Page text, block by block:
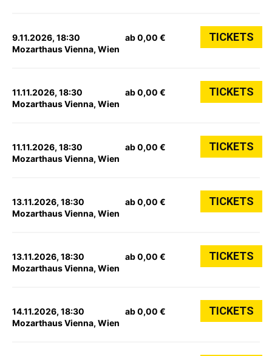
9.11.2026, 18:30
Mozarthaus Vienna, Wien
ab 0,00 € TICKETS
11.11.2026, 18:30
Mozarthaus Vienna, Wien
ab 0,00 € TICKETS
11.11.2026, 18:30
Mozarthaus Vienna, Wien
ab 0,00 € TICKETS
13.11.2026, 18:30
Mozarthaus Vienna, Wien
ab 0,00 € TICKETS
13.11.2026, 18:30
Mozarthaus Vienna, Wien
ab 0,00 € TICKETS
14.11.2026, 18:30
Mozarthaus Vienna, Wien
ab 0,00 € TICKETS